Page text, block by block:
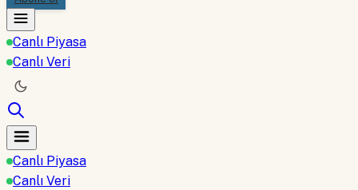
Canlı Piyasa
Canlı Veri
Canlı Piyasa
Canlı Veri